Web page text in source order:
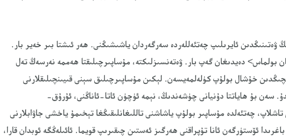
ۋەتىنىڭدىن ئايرىلىپ چەتئەللەردە سەرگەردان ياشىشىڭنى. ھەر ئىشتا بىر خەير بار.
بولماس> دەيدىغان گەپ بار. ۋەتەنسىزلىكتە، مۇساپىرچىلىقتا ھەممە نەرسەڭ تەل
خۇشال بولۇپ كۈلەلمەيسەن. لېكىن مۇساپىرچىلىق سېنى قىيىنچىلىقلارنى
سەن بۇ ھاياتتا دۇنيانى چۈشەندىڭ، نېمە ئۈچۈن ئاتا-ئاناڭنى، ئۇرۇق-
چەتئەلدە مۇساپىر بولۇپ ياشاشنى تاللىغانلىقىڭغا تېخىمۇ ياخشى جاۋابلارنى
ئۆستۈرگەن ئانا تۇپراقنى ھەرگىز ئەستىن چىقىرىپ قويما. ئائىلەڭگە ئوبدان قارا،